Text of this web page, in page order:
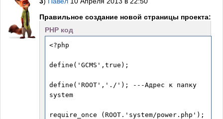
Правильное создание новой страницы проекта:
PHP код